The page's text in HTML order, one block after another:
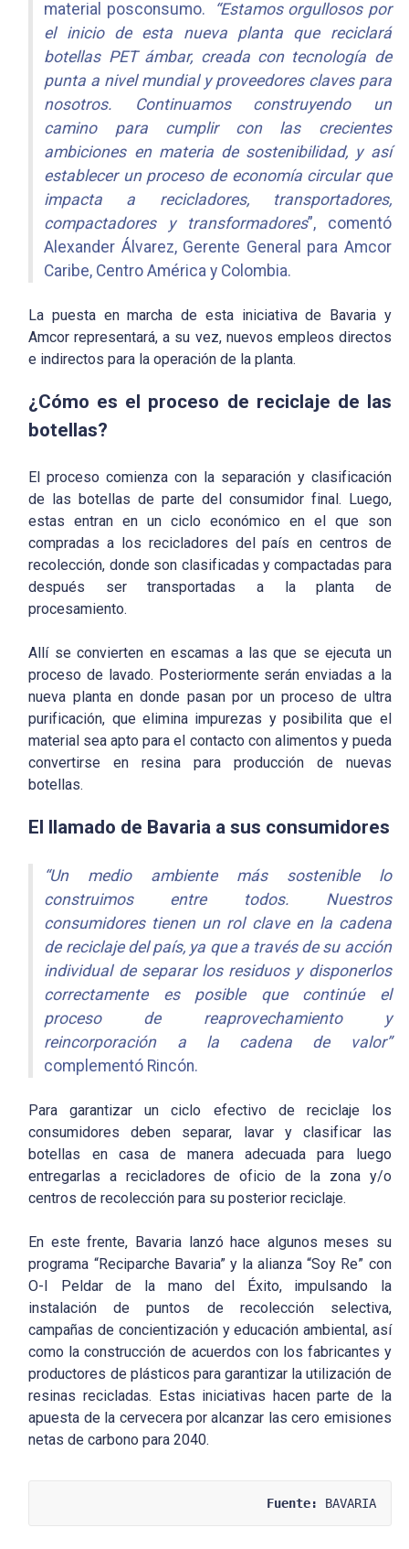
material posconsumo.
“Estamos orgullosos por
el inicio de esta nueva planta que reciclará
botellas PET ámbar, creada con tecnología de
punta a nivel mundial y proveedores claves para
nosotros. Continuamos construyendo un
camino para cumplir con las crecientes
ambiciones en materia de sostenibilidad, y así
establecer un proceso de economía circular que
impacta a recicladores, transportadores,
compactadores y transformadores”, comentó
Alexander Álvarez, Gerente General para Amcor
Caribe, Centro América y Colombia.
La puesta en marcha de esta iniciativa de Bavaria y
Amcor representará, a su vez, nuevos empleos directos
e indirectos para la operación de la planta.
¿Cómo es el proceso de reciclaje de las
botellas?
El proceso comienza con la separación y clasificación
de las botellas de parte del consumidor final. Luego,
estas entran en un ciclo económico en el que son
compradas a los recicladores del país en centros de
recolección, donde son clasificadas y compactadas para
después ser transportadas a la planta de
procesamiento.
Allí se convierten en escamas a las que se ejecuta un
proceso de lavado. Posteriormente serán enviadas a la
nueva planta en donde pasan por un proceso de ultra
purificación, que elimina impurezas y posibilita que el
material sea apto para el contacto con alimentos y pueda
convertirse en resina para producción de nuevas
botellas.
El llamado de Bavaria a sus consumidores
“Un medio ambiente más sostenible lo
construimos entre todos. Nuestros
consumidores tienen un rol clave en la cadena
de reciclaje del país, ya que a través de su acción
individual de separar los residuos y disponerlos
correctamente es posible que continúe el
proceso de reaprovechamiento y
reincorporación a la cadena de valor”
complementó Rincón.
Para garantizar un ciclo efectivo de reciclaje los
consumidores deben separar, lavar y clasificar las
botellas en casa de manera adecuada para luego
entregarlas a recicladores de oficio de la zona y/o
centros de recolección para su posterior reciclaje.
En este frente, Bavaria lanzó hace algunos meses su
programa “Reciparche Bavaria” y la alianza “Soy Re” con
O-I Peldar de la mano del Éxito, impulsando la
instalación de puntos de recolección selectiva,
campañas de concientización y educación ambiental, así
como la construcción de acuerdos con los fabricantes y
productores de plásticos para garantizar la utilización de
resinas recicladas. Estas iniciativas hacen parte de la
apuesta de la cervecera por alcanzar las cero emisiones
netas de carbono para 2040.
Fuente: BAVARIA